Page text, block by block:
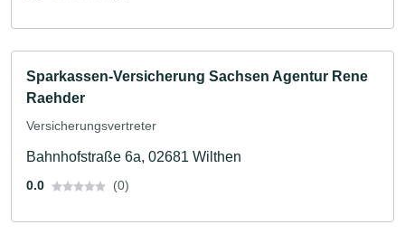
Sparkassen-Versicherung Sachsen Agentur Rene
Raehder
Versicherungsvertreter
Bahnhofstraße 6a, 02681 Wilthen
0.0 (0)